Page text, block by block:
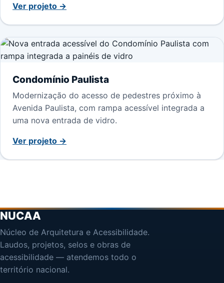
Ver projeto →
Condomínio Paulista
Modernização do acesso de pedestres próximo à
Avenida Paulista, com rampa acessível integrada a
uma nova entrada de vidro.
Ver projeto →
NUCAA
Núcleo de Arquitetura e Acessibilidade.
Laudos, projetos, selos e obras de
acessibilidade — atendemos todo o
território nacional.